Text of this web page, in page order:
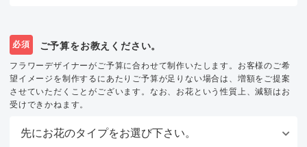
必須 ご予算をお教えください。
フラワーデザイナーがご予算に合わせて制作いたします。お客様のご希
望イメージを制作するにあたりご予算が足りない場合は、増額をご提案
させていただくことがございます。なお、お花という性質上、減額はお
受けできかねます。